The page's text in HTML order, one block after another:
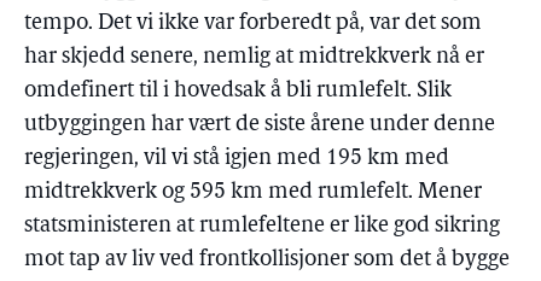
tempo. Det vi ikke var forberedt på, var det som
har skjedd senere, nemlig at midtrekkverk nå er
omdefinert til i hovedsak å bli rumlefelt. Slik
utbyggingen har vært de siste årene under denne
regjeringen, vil vi stå igjen med 195 km med
midtrekkverk og 595 km med rumlefelt. Mener
statsministeren at rumlefeltene er like god sikring
mot tap av liv ved frontkollisjoner som det å bygge